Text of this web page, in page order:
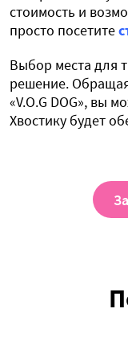
стоимость и
просто посетите
Выбор места для
решение.
«V.O.G DOG», вы
Хвостику будет